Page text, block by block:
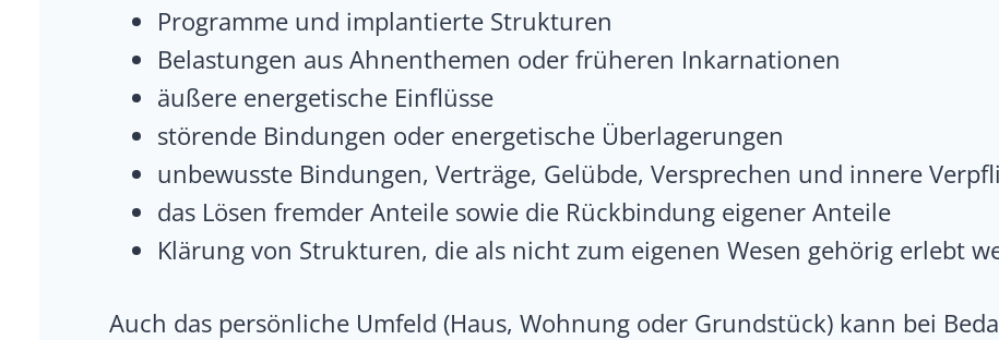
Programme und implantierte Strukturen
Belastungen aus Ahnenthemen oder früheren Inkarnationen
äußere energetische Einflüsse
störende Bindungen oder energetische Überlagerungen
unbewusste Bindungen, Verträge, Gelübde, Versprechen und innere
das Lösen fremder Anteile sowie die Rückbindung eigener Anteile
Klärung von Strukturen, die als nicht zum eigenen Wesen gehörig erlebt
Auch das persönliche Umfeld (Haus, Wohnung oder Grundstück) kann bei